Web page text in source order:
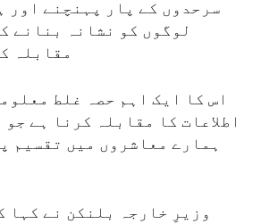
سرحدوں کے پار پہنچنے اور
لوگوں کو نشانہ بنانے
مقابلہ
اس کا ایک اہم حصہ غلط
اطلاعات کا مقابلہ کرنا ہے
ہمارے معاشروں میں تقسیم
وزیرِ خارجہ بلنکن نے کہا